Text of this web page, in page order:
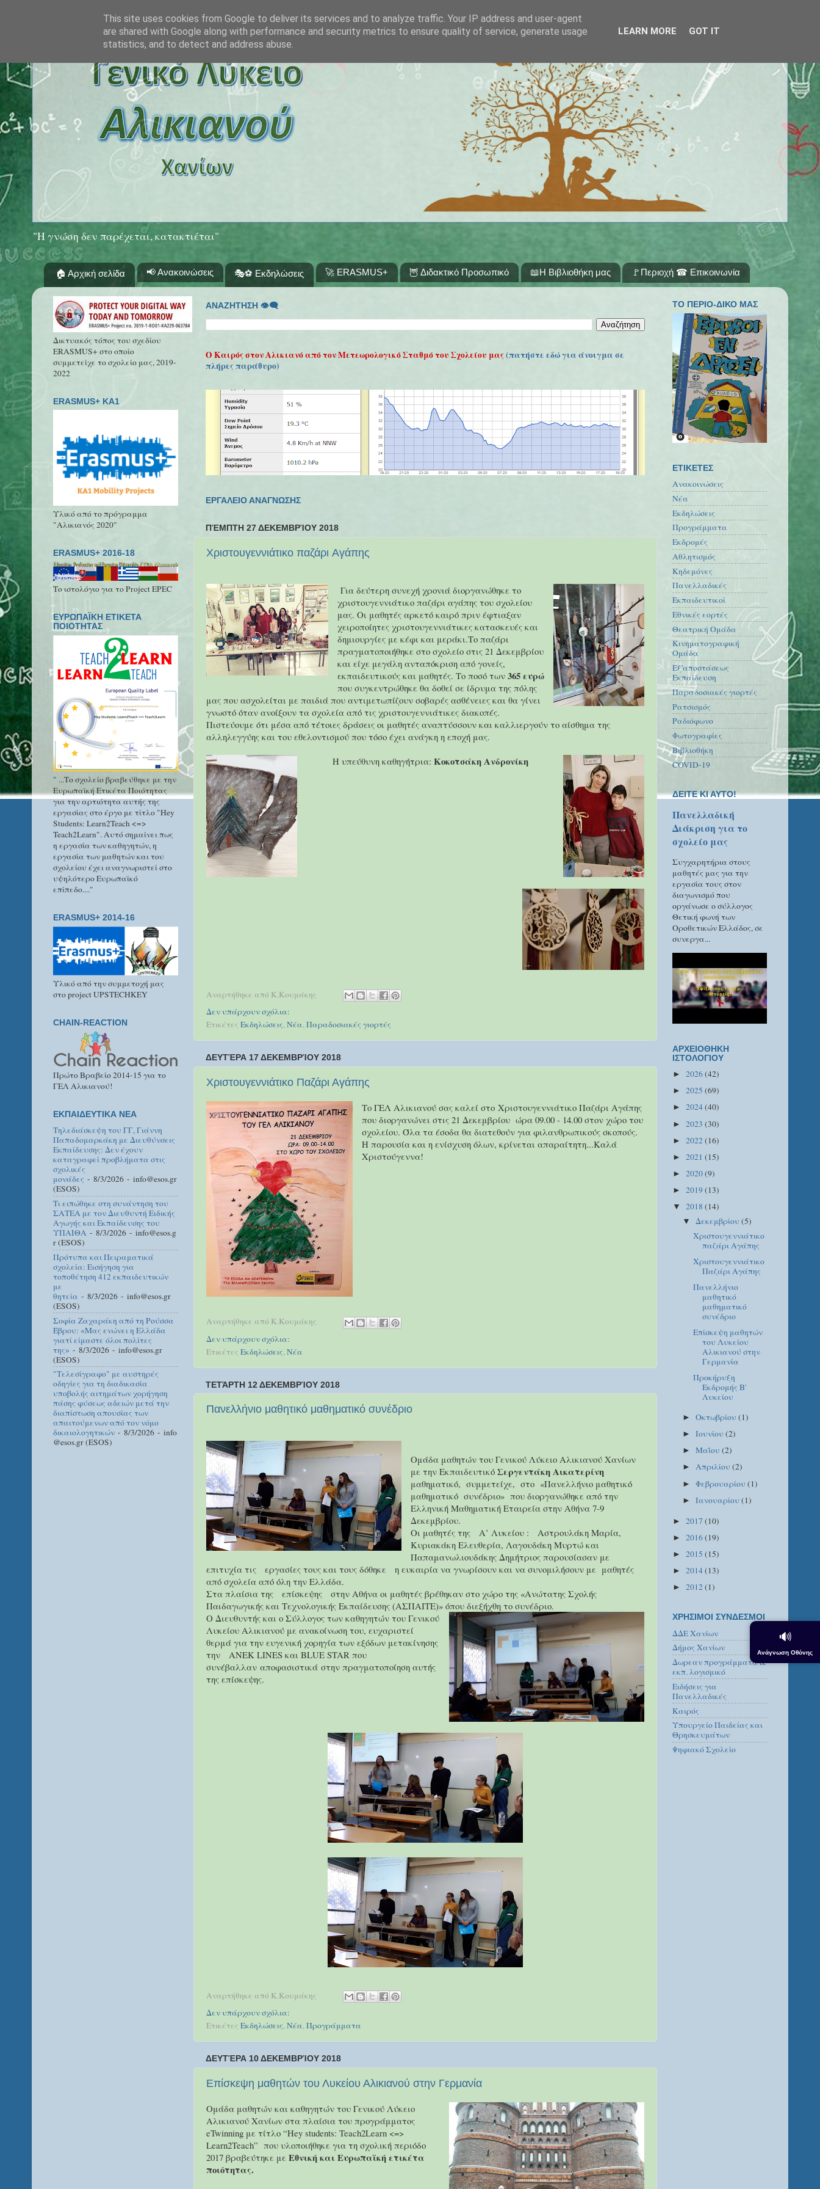
"Η γνώση δεν παρέχεται, κατακτιέται"
🏠 Αρχική σελίδα 📢 Ανακοινώσεις 🎭⚽ Εκδηλώσεις 🚀 ERASMUS+ 🦉 Διδακτικό Προσωπικό 📖Η Βιβλιοθήκη μας 🚩Περιοχή ☎ Επικοινωνία
ΑΝΑΖΗΤΗΣΗ 👁‍🗨
Ο Καιρός στον Αλικιανό από τον Μετεωρολογικό Σταθμό του Σχολείου μας(πατήστε εδώ για άνοιγμα σε
πλήρες παράθυρο)
ΕΡΓΑΛΕΙΟ ΑΝΑΓΝΩΣΗΣ
🔊
Ανάγνωση Οθόνης
ΠΈΜΠΤΗ 27 ΔΕΚΕΜΒΡΊΟΥ 2018
Xριστουγεννιάτικο παζάρι Aγάπης
Για δεύτερη συνεχή χρονιά διοργανώθηκε το
χριστουγεννιάτικο παζάρι αγάπης του σχολείου
μας. Οι μαθητές αρκετό καιρό πριν έφτιαξαν
χειροποίητες χριστουγεννιάτικες κατασκευές και
δημιουργίες με κέφι και μεράκι.Το παζάρι
πραγματοποιήθηκε στο σχολείο στις 21 Δεκεμβρίου
και είχε μεγάλη ανταπόκριση από γονείς,
εκπαιδευτικούς και μαθητές. Το ποσό των 365 ευρώ
που συγκεντρώθηκε θα δοθεί σε ίδρυμα της πόλης
μας που ασχολείται με παιδιά που αντιμετωπίζουν σοβαρές ασθένειες και θα γίνει
γνωστό όταν ανοίξουν τα σχολεία από τις χριστουγεννιάτικες διακοπές.
Πιστεύουμε ότι μέσα από τέτοιες δράσεις οι μαθητές αναπτύσσουν και καλλιεργούν το αίσθημα της
αλληλεγγύης και του εθελοντισμού που τόσο έχει ανάγκη η εποχή μας.
Η υπεύθυνη καθηγήτρια: Κοκοτσάκη Ανδρονίκη
Αναρτήθηκε από Κ.Κουμάκης
Δεν υπάρχουν σχόλια:
Ετικέτες Εκδηλώσεις,Νέα,Παραδοσιακές γιορτές
ΔΕΥΤΈΡΑ 17 ΔΕΚΕΜΒΡΊΟΥ 2018
Χριστουγεννιάτικο Παζάρι Αγάπης
Το ΓΕΛ Αλικιανού σας καλεί στο Χριστουγεννιάτικο Παζάρι Αγάπης
που διοργανώνει στις 21 Δεκεμβρίου ώρα 09.00 - 14.00 στον χώρο του
σχολείου. Όλα τα έσοδα θα διατεθούν για φιλανθρωπικούς σκοπούς.
Η παρουσία και η ενίσχυση όλων, κρίνεται απαραίτητη...Καλά
Χριστούγεννα!
Αναρτήθηκε από Κ.Κουμάκης
Δεν υπάρχουν σχόλια:
Ετικέτες Εκδηλώσεις Νέα
ΤΕΤΆΡΤΗ 12 ΔΕΚΕΜΒΡΊΟΥ 2018
Πανελλήνιο μαθητικό μαθηματικό συνέδριο
Ομάδα μαθητών του Γενικού Λύκειο Αλικιανού Χανίων
με την Εκπαιδευτικό Σεργεντάκη Αικατερίνη
μαθηματικό, συμμετείχε, στο «Πανελλήνιο μαθητικό
μαθηματικό συνέδριο» που διοργανώθηκε από την
Ελληνική Μαθηματική Εταιρεία στην Αθήνα 7-9
Δεκεμβρίου.
Οι μαθητές της
Α’ Λυκείου :
Αστρουλάκη Μαρία,
Κυριακάκη Ελευθερία, Λαγουδάκη Μυρτώ και
Παπαμανωλιουδάκης Δημήτριος παρουσίασαν με
επιτυχία τις
εργασίες τους και τους δόθηκε η ευκαιρία να γνωρίσουν και να συνομιλήσουν με μαθητές
από σχολεία από όλη την Ελλάδα.
Στα πλαίσια της
επίσκεψης
στην Αθήνα οι μαθητές βρέθηκαν στο χώρο της «Ανώτατης Σχολής
Παιδαγωγικής και Τεχνολογικής Εκπαίδευσης (ΑΣΠΑΙΤΕ)» όπου διεξήχθη το συνέδριο.
Ο Διευθυντής και ο Σύλλογος των καθηγητών του Γενικού
Λυκείου Αλικιανού με ανακοίνωση του, ευχαριστεί
θερμά για την ευγενική χορηγία των εξόδων μετακίνησης
την
ΑΝΕΚ LINES και BLUE STAR που
συνέβαλλαν αποφασιστικά στην πραγματοποίηση αυτής
της επίσκεψης.
Αναρτήθηκε από Κ.Κουμάκης
Δεν υπάρχουν σχόλια:
Ετικέτες Εκδηλώσεις,Νέα,Προγράμματα
ΔΕΥΤΈΡΑ 10 ΔΕΚΕΜΒΡΊΟΥ 2018
Επίσκεψη μαθητών του Λυκείου Αλικιανού στην Γερμανία
Ομάδα μαθητών και καθηγητών του Γενικού Λύκειο
Αλικιανού Χανίων στα πλαίσια του προγράμματος
eTwinning με τίτλο “Hey students: Teach2Learn <=>
Learn2Teach” που υλοποιήθηκε για τη σχολική περιόδο
2017 βραβεύτηκε με Εθνική και Ευρωπαϊκή ετικέτα
ποιότητας.
Δικτυακός τόπος του σχεδίου
ERASMUS+ στο οποίο
συμμετείχε το σχολείο μας, 2019-
2022
ERASMUS+ KA1
Υλικό από το πρόγραμμα
"Αλικιανός 2020"
ERASMUS+ 2016-18
Το ιστολόγιο για το Project EPEC
ΕΥΡΩΠΑΪΚΗ ΕΤΙΚΕΤΑ
ΠΟΙΟΤΗΤΑΣ
" ...Το σχολείο βραβεύθηκε με την
Ευρωπαϊκή Ετικέτα Ποιότητας
για την αρτιότητα αυτής της
εργασίας στο έργο με τίτλο "Hey
Students: Learn2Teach <=>
Teach2Learn". Αυτό σημαίνει πως
η εργασία των καθηγητών, η
εργασία των μαθητών και του
σχολείου έχει αναγνωριστεί στο
υψηλότερο Ευρωπαϊκό
επίπεδο...."
ERASMUS+ 2014-16
Υλικό από την συμμετοχή μας
στο project UPSTECHKEY
CHAIN-REACTION
Πρώτο Βραβείο 2014-15 για το
ΓΕΛ Αλικιανού!
ΕΚΠΑΙΔΕΥΤΙΚΑ ΝΕΑ
Τηλεδιάσκεψη του ΓΓ, Γιάννη
Παπαδομαρκάκη με Διευθύνσεις
Εκπαίδευσης: Δεν έχουν
καταγραφεί προβλήματα στις
σχολικές
μονάδες - 8/3/2026 - info@esos.gr
(ESOS)
Τι ειπώθηκε στη συνάντηση του
ΣΑΤΕΑ με τον Διευθυντή Ειδικής
Αγωγής και Εκπαίδευσης του
ΥΠΑΙΘΑ - 8/3/2026 - info@esos.g
r (ESOS)
Πρότυπα και Πειραματικά
σχολεία: Εισήγηση για
τοποθέτηση 412 εκπαιδευτικών
με
θητεία - 8/3/2026 - info@esos.gr
(ESOS)
Σοφία Ζαχαράκη από τη Ρούσσα
Έβρου: «Μας ενώνει η Ελλάδα
γιατί είμαστε όλοι πολίτες
της» - 8/3/2026 - info@esos.gr
(ESOS)
"Τελεσίγραφο" με αυστηρές
οδηγίες για τη διαδικασία
υποβολής αιτημάτων χορήγηση
πάσης φύσεως αδειών μετά την
διαπίστωση απουσίας των
απαιτούμενων από τον νόμο
δικαιολογητικών - 8/3/2026 - info
@esos.gr (ESOS)
ΤΟ ΠΕΡΙΟ-ΔΙΚΟ ΜΑΣ
ΕΤΙΚΕΤΕΣ
Ανακοινώσεις
Νέα
Εκδηλώσεις
Προγράμματα
Εκδρομές
Αθλητισμός
Κηδεμόνες
Πανελλαδικές
Εκπαιδευτικοί
Εθνικές εορτές
Θεατρική Ομάδα
Κινηματογραφική
Ομάδα
Εξ'αποστάσεως
Εκπαίδευση
Παραδοσιακές γιορτές
Ρατσισμός
Ραδιόφωνο
Φωτογραφίες
Βιβλιοθήκη
COVID-19
ΔΕΙΤΕ ΚΙ ΑΥΤΟ!
Πανελλαδική
Διάκριση για το
σχολείο μας
Συγχαρητήρια στους
μαθητές μας για την
εργασία τους στον
διαγωνισμό που
οργάνωσε ο σύλλογος
Θετική φωνή των
Οροθετικών Ελλάδος, σε
συνεργα...
ΑΡΧΕΙΟΘΗΚΗ
ΙΣΤΟΛΟΓΙΟΥ
► 2026(42)
► 2025 (69)
► 2024(40)
► 2023 (30)
► 2022(16)
► 2021 (15)
► 2020(9)
► 2019 (13)
▼ 2018 (14)
▼ Δεκεμβρίου(5)
Xριστουγεννιάτικο
παζάρι Aγάπης
Χριστουγεννιάτικο
Παζάρι Αγάπης
Πανελλήνιο
μαθητικό
μαθηματικό
συνέδριο
Επίσκεψη μαθητών
του Λυκείου
Αλικιανού στην
Γερμανία
Προκήρυξη
Εκδρομής Β'
Λυκείου
►Οκτωβρίου(1)
►Ιουνίου(2)
►Μαΐου(2)
►Απριλίου(2)
►Φεβρουαρίου(1)
►Ιανουαρίου(1)
► 2017 (10)
► 2016(19)
► 2015 (15)
► 2014(13)
► 2012(1)
ΧΡΗΣΙΜΟΙ ΣΥΝΔΕΣΜΟΙ
ΔΔΕ Χανίων
Δήμος Χανίων
Δωρεαν προγράμματα &
εκπ. λογισμικό
Ειδήσεις για
Πανελλαδικές
Καιρός
Υπουργείο Παιδείας και
Θρησκευμάτων
Ψηφιακό Σχολείο
This site uses cookies from Google to deliver its services and to analyze traffic. Your IP address and user-agent
are shared with Google along with performance and security metrics to ensure quality of service, generate usage
statistics, and to detect and address abuse.
LEARN MORE GOT IT